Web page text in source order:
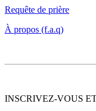
Requête de prière
À propos (f.a.q)
INSCRIVEZ-VOUS